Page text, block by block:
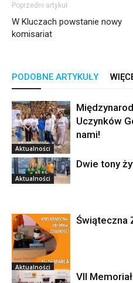
Poprzedni artykuł
W Kluczach powstanie nowy
komisariat
PODOBNE ARTYKUŁY
Aktualności
Uczynków
nami!
Aktualności
Dwie tony
Aktualności
Świąteczna
VII